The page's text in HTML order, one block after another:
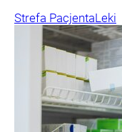
Strefa PacjentaLeki